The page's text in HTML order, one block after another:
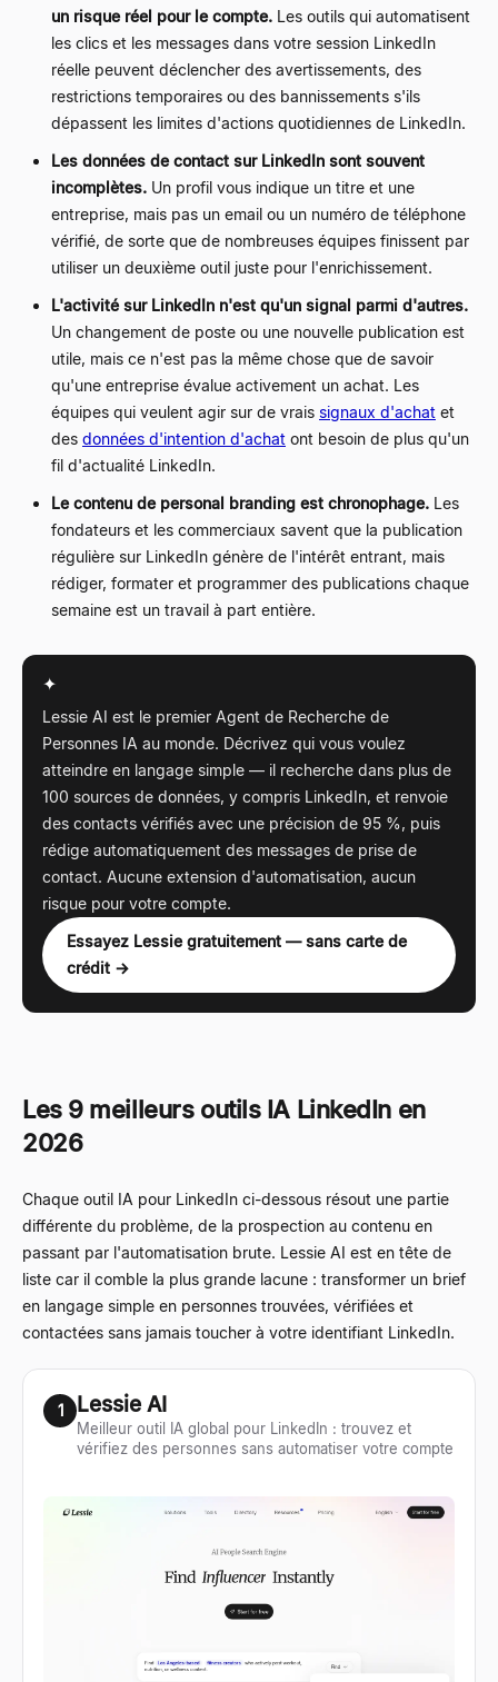
un risque réel pour le compte. Les outils qui automatisent
les clics et les messages dans votre session LinkedIn
réelle peuvent déclencher des avertissements, des
restrictions temporaires ou des bannissements s'ils
dépassent les limites d'actions quotidiennes de LinkedIn.
Les données de contact sur LinkedIn sont souvent
incomplètes. Un profil vous indique un titre et une
entreprise, mais pas un email ou un numéro de téléphone
vérifié, de sorte que de nombreuses équipes finissent par
utiliser un deuxième outil juste pour l'enrichissement.
L'activité sur LinkedIn n'est qu'un signal parmi d'autres.
Un changement de poste ou une nouvelle publication est
utile, mais ce n'est pas la même chose que de savoir
qu'une entreprise évalue activement un achat. Les
équipes qui veulent agir sur de vrais signaux d'achat et
des données d'intention d'achat ont besoin de plus qu'un
fil d'actualité LinkedIn.
Le contenu de personal branding est chronophage. Les
fondateurs et les commerciaux savent que la publication
régulière sur LinkedIn génère de l'intérêt entrant, mais
rédiger, formater et programmer des publications chaque
semaine est un travail à part entière.
✦
Lessie AI est le premier Agent de Recherche de
Personnes IA au monde. Décrivez qui vous voulez
atteindre en langage simple — il recherche dans plus de
100 sources de données, y compris LinkedIn, et renvoie
des contacts vérifiés avec une précision de 95 %, puis
rédige automatiquement des messages de prise de
contact. Aucune extension d'automatisation, aucun
risque pour votre compte.
Essayez Lessie gratuitement — sans carte de
crédit →
Les 9 meilleurs outils IA LinkedIn en
2026
Chaque outil IA pour LinkedIn ci-dessous résout une partie
différente du problème, de la prospection au contenu en
passant par l'automatisation brute. Lessie AI est en tête de
liste car il comble la plus grande lacune : transformer un brief
en langage simple en personnes trouvées, vérifiées et
contactées sans jamais toucher à votre identifiant LinkedIn.
1 Lessie AI
Meilleur outil IA global pour LinkedIn : trouvez et
vérifiez des personnes sans automatiser votre compte